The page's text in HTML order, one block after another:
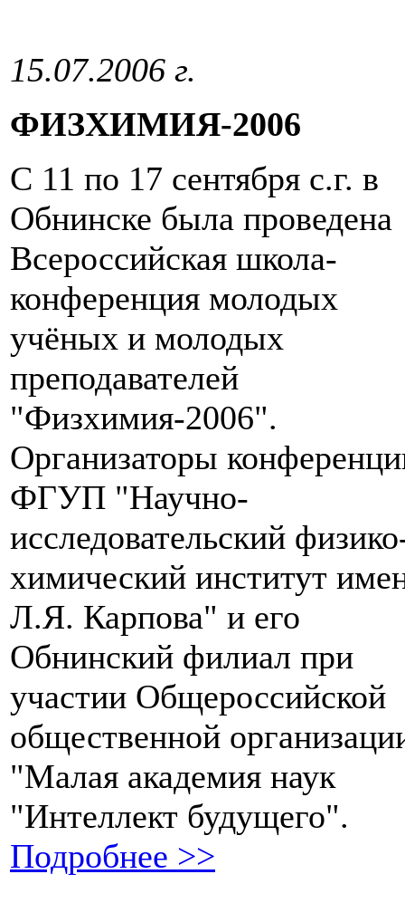
15.07.2006 г.
ФИЗХИМИЯ-2006
С 11 по 17 сентября с.г. в
Обнинске была проведена
Всероссийская школа-
конференция молодых
учёных и молодых
преподавателей
"Физхимия-2006".
Организаторы
ФГУП "Научно-
исследовательский
химический институт
Л.Я. Карпова" и его
Обнинский филиал при
участии Общероссийской
общественной
"Малая академия наук
"Интеллект будущего".
Подробнее >>